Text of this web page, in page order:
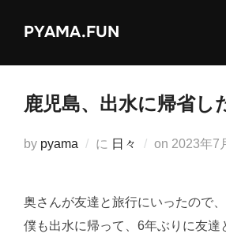
PYAMA.FUN
鹿児島、出水に帰省し
by pyama に 日々 on 投
2023年7
奥さんが友達と旅行にいったので
僕も出水に帰って、6年ぶりに友達